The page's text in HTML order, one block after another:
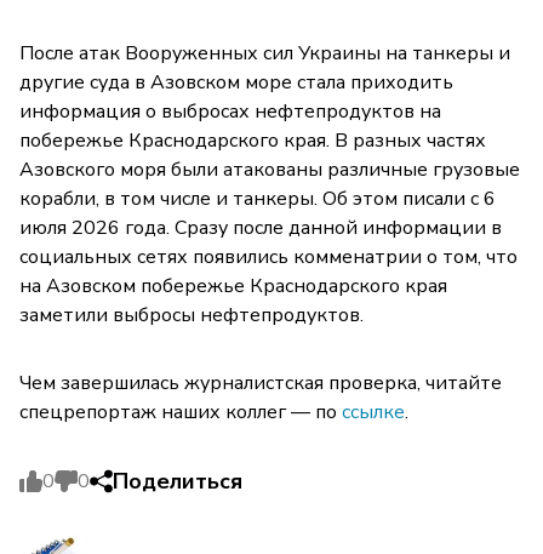
После атак Вооруженных сил Украины на танкеры и
другие суда в Азовском море стала приходить
информация о выбросах нефтепродуктов на
побережье Краснодарского края. В разных частях
Азовского моря были атакованы различные грузовые
корабли, в том числе и танкеры. Об этом писали с 6
июля 2026 года. Сразу после данной информации в
социальных сетях появились комменатрии о том, что
на Азовском побережье Краснодарского края
заметили выбросы нефтепродуктов.
Чем завершилась журналистская проверка, читайте
спецрепортаж наших коллег — по ссылке.
0 0 Поделиться